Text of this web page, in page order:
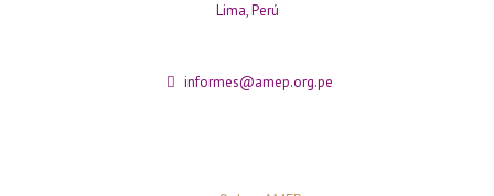
Lima, Perú
informes@amep.org.pe